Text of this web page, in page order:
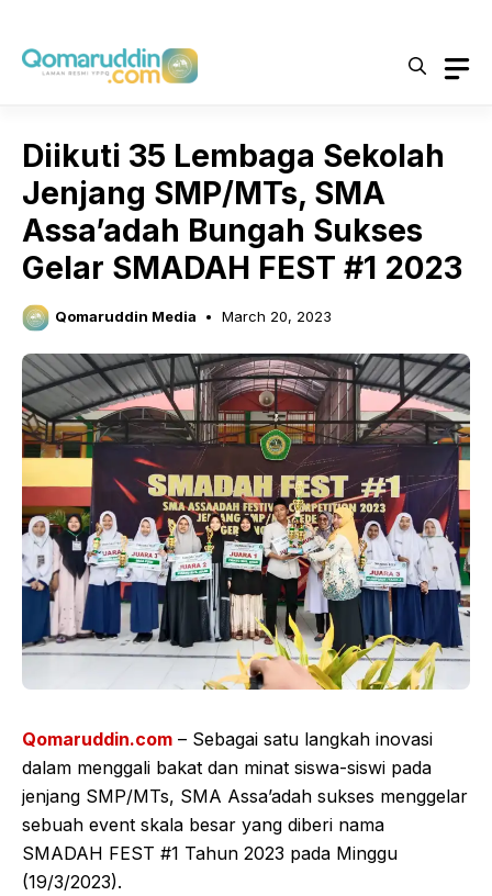
content
Diikuti 35 Lembaga Sekolah
Jenjang SMP/MTs, SMA
Assa’adah Bungah Sukses
Gelar SMADAH FEST #1 2023
Qomaruddin Media March 20, 2023
Qomaruddin.com – Sebagai satu langkah inovasi
dalam menggali bakat dan minat siswa-siswi pada
jenjang SMP/MTs, SMA Assa’adah sukses menggelar
sebuah event skala besar yang diberi nama
SMADAH FEST #1 Tahun 2023 pada Minggu
(19/3/2023).